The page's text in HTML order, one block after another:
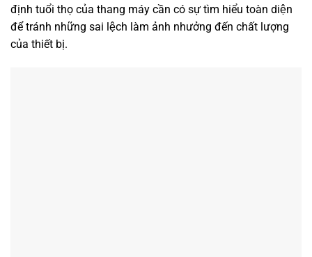
định tuổi thọ của thang máy cần có sự tìm hiểu toàn diện
để tránh những sai lệch làm ảnh nhưởng đến chất lượng
của thiết bị.